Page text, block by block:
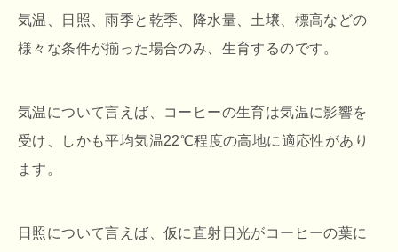
気温、日照、雨季と乾季、降水量、土壌、標高などの
様々な条件が揃った場合のみ、生育するのです。
気温について言えば、コーヒーの生育は気温に影響を
受け、しかも平均気温22℃程度の高地に適応性があり
ます。
日照について言えば、仮に直射日光がコーヒーの葉に